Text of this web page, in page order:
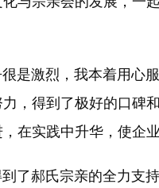
激烈，我本着用心
，得到了极好的口碑
在实践中升华，使企
郝氏宗亲的全力支持